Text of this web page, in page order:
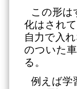
この形は
化はされ
自力で入
のついた
る。
例えば学